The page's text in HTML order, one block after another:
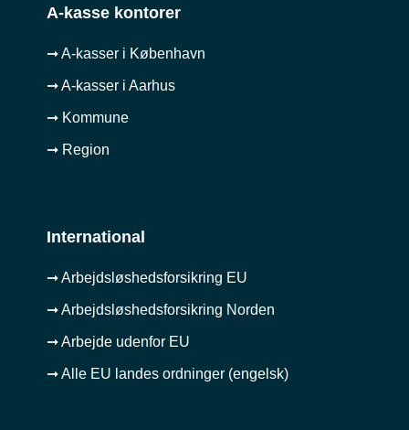
A-kasse kontorer
➞ A-kasser i København
➞ A-kasser i Aarhus
➞ Kommune
➞ Region
International
➞ Arbejdsløshedsforsikring EU
➞ Arbejdsløshedsforsikring Norden
➞ Arbejde udenfor EU
➞ Alle EU landes ordninger (engelsk)